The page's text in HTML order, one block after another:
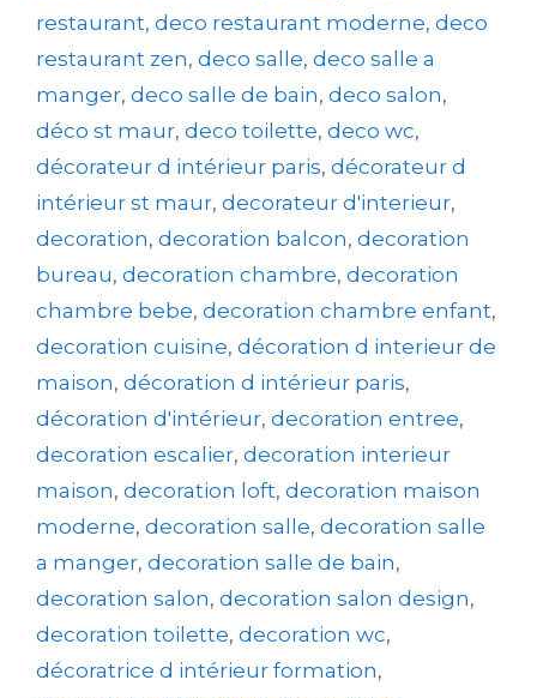
restaurant, deco restaurant moderne, deco
restaurant zen, deco salle, deco salle a
manger, deco salle de bain, deco salon,
déco st maur, deco toilette, deco wc,
décorateur d intérieur paris, décorateur d
intérieur st maur, decorateur d'interieur,
decoration, decoration balcon, decoration
bureau, decoration chambre, decoration
chambre bebe, decoration chambre enfant,
decoration cuisine, décoration d interieur de
maison, décoration d intérieur paris,
décoration d'intérieur, decoration entree,
decoration escalier, decoration interieur
maison, decoration loft, decoration maison
moderne, decoration salle, decoration salle
a manger, decoration salle de bain,
decoration salon, decoration salon design,
decoration toilette, decoration wc,
décoratrice d intérieur formation,